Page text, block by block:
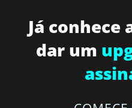
Já conhece
dar um